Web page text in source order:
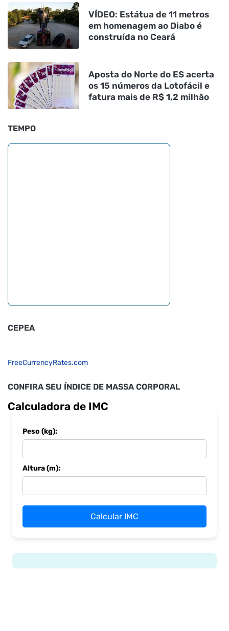
VÍDEO: Estátua de 11 metros
em homenagem ao Diabo é
construída no Ceará
Aposta do Norte do ES acerta
os 15 números da Lotofácil e
fatura mais de R$ 1,2 milhão
TEMPO
CEPEA
FreeCurrencyRates.com
CONFIRA SEU ÍNDICE DE MASSA CORPORAL
Calculadora de IMC
Peso (kg):
Altura (m):
Calcular IMC